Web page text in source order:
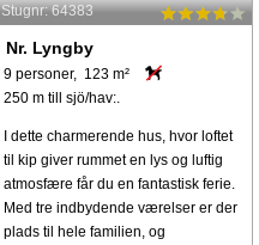
Stugnr: 64383
Nr. Lyngby
9 personer, 123 m²
250 m till sjö/hav:.
I dette charmerende hus, hvor loftet
til kip giver rummet en lys og luftig
atmosfære får du en fantastisk ferie.
Med tre indbydende værelser er der
plads til hele familien, og